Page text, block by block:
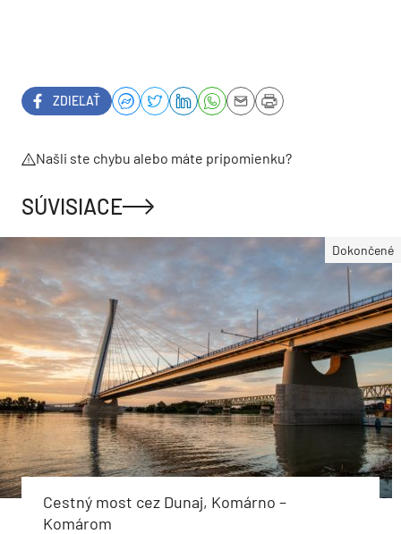
ZDIEĽAŤ
Našli ste chybu alebo máte pripomienku?
SÚVISIACE
Dokončené
Cestný most cez Dunaj, Komárno –
Komárom